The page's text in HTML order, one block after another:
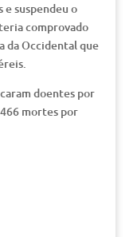
e suspendeu o
comprovado
da Occidental que
doentes por
mortes por